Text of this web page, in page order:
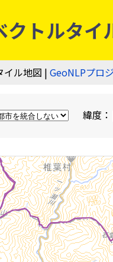
トルタ
イル地図 | GeoNLPプロ
緯度：